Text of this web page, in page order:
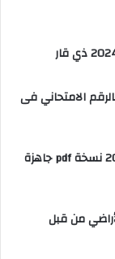
2023 الدور الأول بالرقم الامتحاني فى
كتاب الانكليزي صف الخامس العلمي الاحيائي 2022 نسخة pdf جاهزة
من قبل